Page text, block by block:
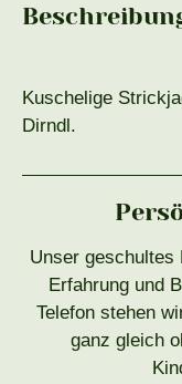
Kuschelige
Dirndl.
Unser geschultes
Erfahrung und
Telefon stehen
ganz gleich